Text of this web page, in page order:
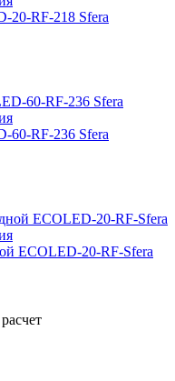
20-RF-218 Sfera
60-RF-236 Sfera
ECOLED-20-RF-Sfera